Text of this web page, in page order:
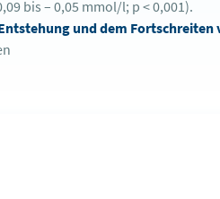
bis – 0,05 mmol/l; p < 0,001).
und dem Fortschreiten